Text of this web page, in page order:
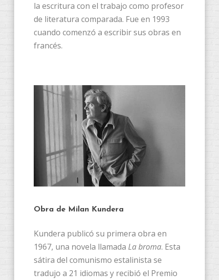
la escritura con el trabajo como profesor
de literatura comparada. Fue en 1993
cuando comenzó a escribir sus obras en
francés.
Obra de Milan Kundera
Kundera publicó su primera obra en
1967, una novela llamada La broma. Esta
sátira del comunismo estalinista se
tradujo a 21 idiomas y recibió el Premio